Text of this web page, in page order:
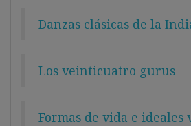
Danzas clásicas de la
Los veinticuatro gurus
Formas de vida e ideales